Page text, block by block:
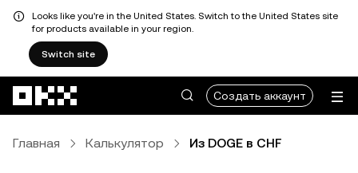
Looks like you're in the United States. Switch to the United States site
for products available in your region.
Switch site
Создать аккаунт
Главная Калькулятор Из DOGE в CHF